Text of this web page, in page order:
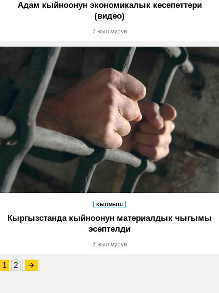
Адам кыйноонун экономикалык кесепеттери
(видео)
7 жыл мурун
КЫЛМЫШ
Кыргызстанда кыйноонун материалдык чыгымы
эсептелди
7 жыл мурун
1 2